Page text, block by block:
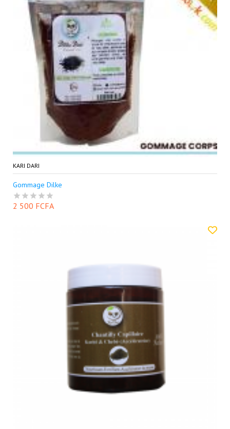
KARI DARI
Gommage Dilke
2 500 FCFA